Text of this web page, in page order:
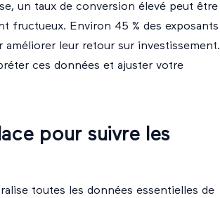
un taux de conversion élevé peut être
fructueux. Environ 45 % des exposants
leur retour sur investissement.
ces données et ajuster votre
pour suivre les
toutes les données essentielles de